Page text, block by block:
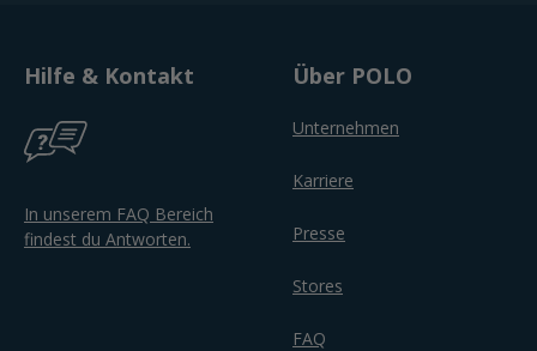
Hilfe & Kontakt
In unserem FAQ Bereich
findest du Antworten.
Über POLO
Unternehmen
Karriere
Presse
Stores
FAQ